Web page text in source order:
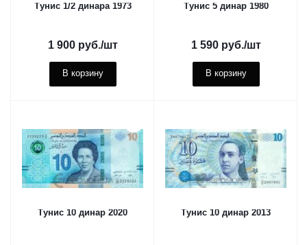
Тунис 1/2 динара 1973
1 900руб./шт
В корзину
Тунис 5 динар 1980
1 590руб./шт
В корзину
Тунис 10 динар 2020 Тунис 10 динар 2013